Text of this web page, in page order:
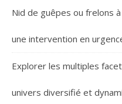
Nid de guêpes ou frelons
une intervention en
Explorer les multiples
univers diversifié et